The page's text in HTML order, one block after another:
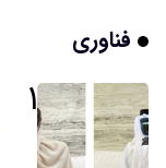
فناوری
۱